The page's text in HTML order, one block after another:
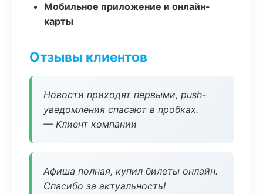
Мобильное приложение и онлайн-
карты
Отзывы клиентов
Новости приходят первыми, push-
уведомления спасают в пробках.
— Клиент компании
Афиша полная, купил билеты онлайн.
Спасибо за актуальность!